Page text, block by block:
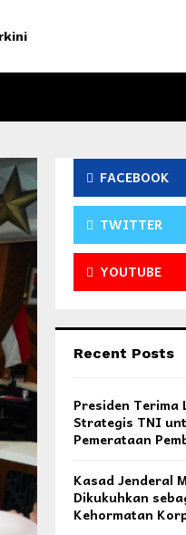
FACEBOOK
TWITTER
YOUTUBE
Recent Posts
Presiden Terima
Strategis TNI
Pemerataan
Kasad Jenderal
Dikukuhkan
Kehormatan